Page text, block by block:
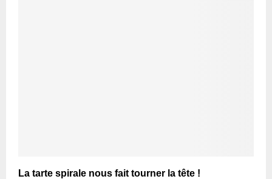
La tarte spirale nous fait tourner la tête !